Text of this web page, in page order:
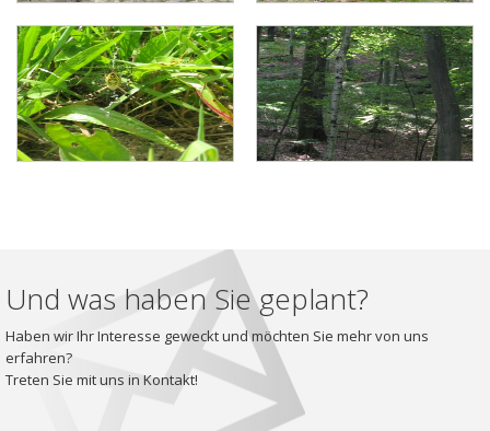
Und was haben Sie geplant?
Haben wir Ihr Interesse geweckt und möchten Sie mehr von uns
erfahren?
Treten Sie mit uns in Kontakt!